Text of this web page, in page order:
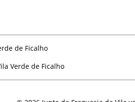
de Ficalho
Verde de Ficalho